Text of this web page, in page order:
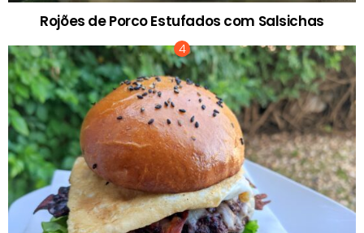
Rojões de Porco Estufados com Salsichas